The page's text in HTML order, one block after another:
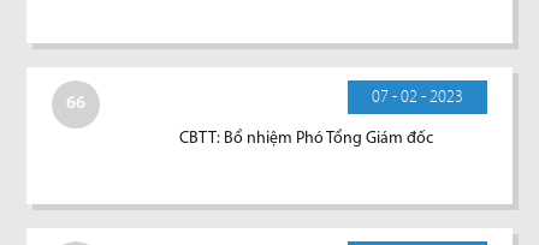
66 07 - 02 - 2023
CBTT: Bổ nhiệm Phó Tổng Giám đốc